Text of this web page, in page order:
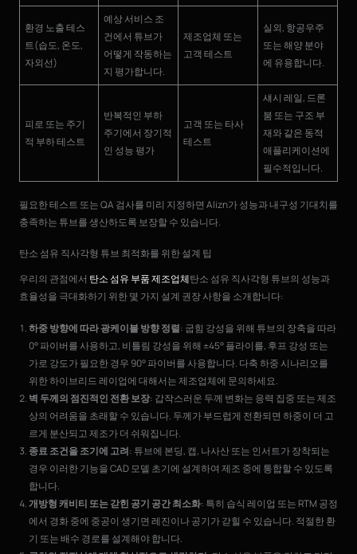
환경 노출 테스
트(습도, 온도,
자외선)
예상 서비스 조
건에서 튜브가
어떻게 작동하는
지 평가합니다.
제조업체 또는
고객 테스트
실외, 항공우주
또는 해양 분야
에 유용합니다.
피로 또는 주기
적 부하 테스트
반복적인 부하
주기에서 장기적
인 성능 평가
고객 또는 타사
테스트
섀시 레일, 드론
붐 또는 구조 부
재와 같은 동적
애플리케이션에
필수적입니다.
필요한 테스트 또는 QA 검사를 미리 지정하면 Alizn가 성능과 내구성 기대치를
충족하는 튜브를 생산하도록 보장할 수 있습니다.
탄소 섬유 직사각형 튜브 최적화를 위한 설계 팁
우리의 관점에서 탄소 섬유 부품 제조업체탄소 섬유 직사각형 튜브의 성능과
효율성을 극대화하기 위한 몇 가지 설계 권장 사항을 소개합니다:
하중 방향에 따라 광케이블 방향 정렬: 굽힘 강성을 위해 튜브의 장축을 따라
0° 파이버를 사용하고, 비틀림 강성을 위해 ±45° 플라이를, 후프 강성 또는
가로 강도가 필요한 경우 90° 파이버를 사용합니다. 다축 하중 시나리오를
위한 하이브리드 레이업에 대해서는 제조업체에 문의하세요.
벽 두께의 점진적인 전환 보장: 갑작스러운 두께 변화는 응력 집중 또는 제조
상의 어려움을 초래할 수 있습니다. 두께가 부드럽게 전환되면 하중이 더 고
르게 분산되고 제조가 더 쉬워집니다.
종료 조건을 조기에 고려: 튜브에 본딩, 캡, 나사산 또는 인서트가 장착되는
경우 이러한 기능을 CAD 모델 초기에 설계하여 제조 중에 통합할 수 있도록
합니다.
개방형 캐비티 또는 갇힌 공기 공간 최소화: 특히 습식 레이업 또는 RTM 공정
에서 경화 중에 중공이 생기면 레진이나 공기가 갇힐 수 있습니다. 적절한 환
기 또는 배수 경로를 설계해야 합니다.